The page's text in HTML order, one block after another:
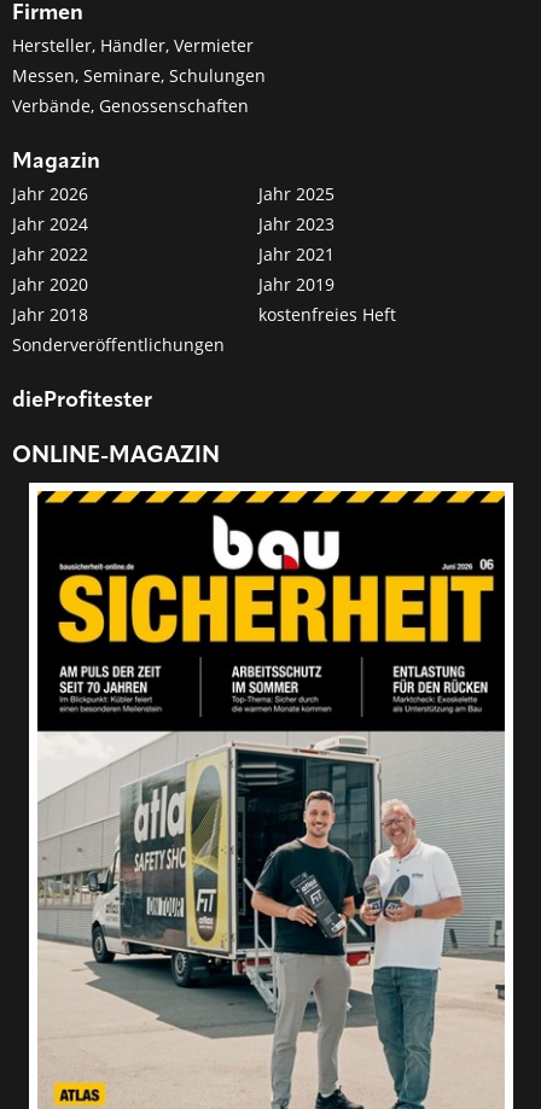
Firmen
Hersteller, Händler, Vermieter
Messen, Seminare, Schulungen
Verbände, Genossenschaften
Magazin
Jahr 2026
Jahr 2025
Jahr 2024
Jahr 2023
Jahr 2022
Jahr 2021
Jahr 2020
Jahr 2019
Jahr 2018
kostenfreies Heft
Sonderveröffentlichungen
dieProfitester
ONLINE-MAGAZIN